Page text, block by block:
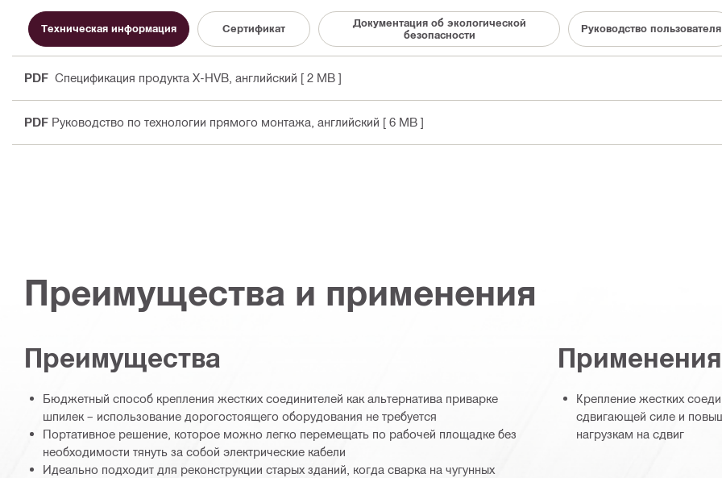
Техническая информация Сертификат
Документация об экологической
безопасности
Руководство пользователя
PDF Спецификация продукта X-HVB , английский [ 2 MB ]
PDF Руководство по технологии прямого монтажа , английский [ 6 MB ]
Преимущества и применения
Преимущества
Бюджетный способ крепления жестких соединителей как альтернатива приварке
шпилек – использование дорогостоящего оборудования не требуется
Портативное решение, которое можно легко перемещать по рабочей площадке без
необходимости тянуть за собой электрические кабели
Идеально подходит для реконструкции старых зданий, когда сварка на чугунных
Применения
Крепление жестких
сдвигающей силе и
нагрузкам на сдвиг